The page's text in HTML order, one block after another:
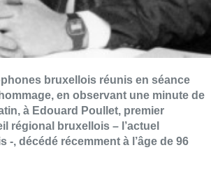
bruxellois réunis en séance
en observant une minute de
à Edouard Poullet, premier
régional bruxellois – l’actuel
-, décédé récemment à l’âge de 96